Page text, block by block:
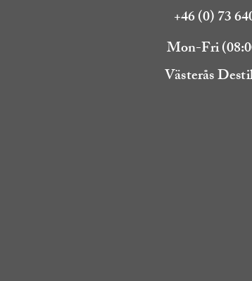
+46 (0) 73
Mon-Fri
Västerås